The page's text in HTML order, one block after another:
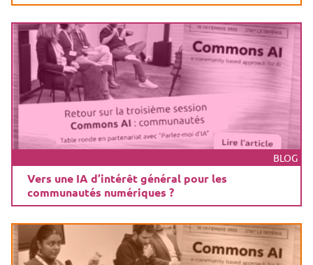
BLOG
Vers une IA d’intérêt général pour les
communautés numériques ?